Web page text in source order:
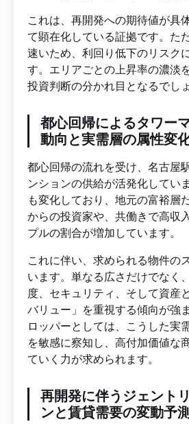
これは、再開発への期待値が具
て顕在化している証拠です。た
速いため、利回り低下のリスク
す。エリアごとの上昇率の濃淡
投資判断の分かれ目となるでしょ
都心回帰によるタワー
動向と実需層の属性変
都心回帰の流れを受け、名古屋
ンションの供給が活発化してい
も変化しており、地元の富裕層
からの投資家や、共働きで高収
プルの割合が増加しています。
これに伴い、求められる物件の
います。単なる広さだけでなく
度、セキュリティ、そして資産
バリュー」を重視する傾向が強
ロッパーとしては、こうした実
を敏感に察知し、高付加価値な
ていく力が求められます。
再開発に伴うジェント
ンと賃貸需要の変動予測